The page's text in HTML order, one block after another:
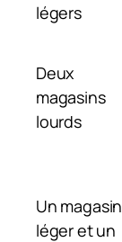
légers
Deux
magasins
lourds
Un magasin
léger et un